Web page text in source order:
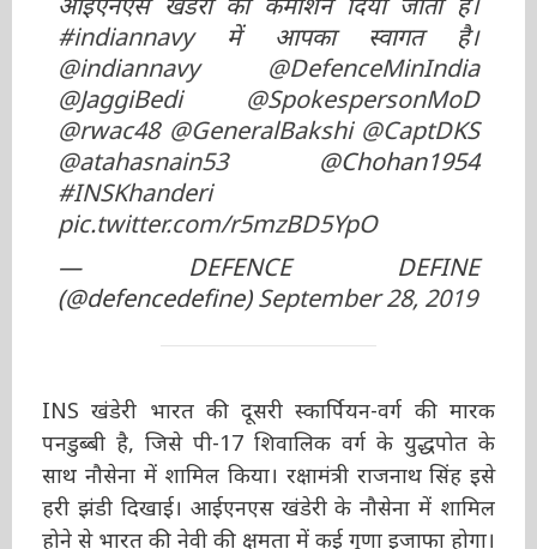
#indiannavyमें आपका स्वागत है।
@indiannavy
@DefenceMinIndia
@JaggiBedi
@SpokespersonMoD
@rwac48
@GeneralBakshi
@CaptDKS
@atahasnain53
@Chohan1954
pic.twitter.com/r5mzBD5YpO
— DEFENCE DEFINE
(@defencedefine)September 28,
INS खंडेरी भारत की दूसरी स्कार्पियन-वर्ग की मारक
पनडुब्बी है, जिसे पी-17 शिवालिक वर्ग के युद्धपोत के
साथ नौसेना में शामिल किया। रक्षामंत्री राजनाथ सिंह
इसे हरी झंडी दिखाई। आईएनएस खंडेरी के नौसेना में